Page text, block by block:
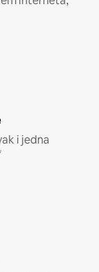
i jedna